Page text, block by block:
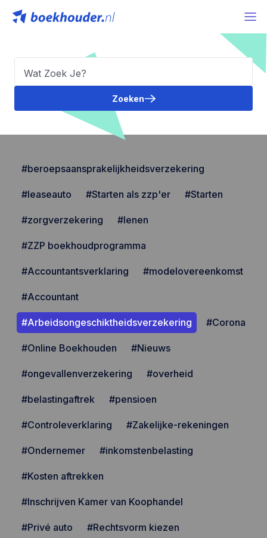
Zoeken
#beroepsaansprakelijkheidsverzekering
#leaseauto #Starten als zzp'er #Starten
#zorgverzekering #lenen
#ZZP boekhoudprogramma
#Accountantsverklaring #modelovereenkomst
#Accountant
#Arbeidsongeschiktheidsverzekering #Corona
#Online Boekhouden #Nieuws
#ongevallenverzekering #overheid
#belastingaftrek #pensioen
#Controleverklaring #Zakelijke-rekeningen
#Ondernemer #inkomstenbelasting
#Kosten aftrekken
#Inschrijven Kamer van Koophandel
#Privé auto #Rechtsvorm kiezen